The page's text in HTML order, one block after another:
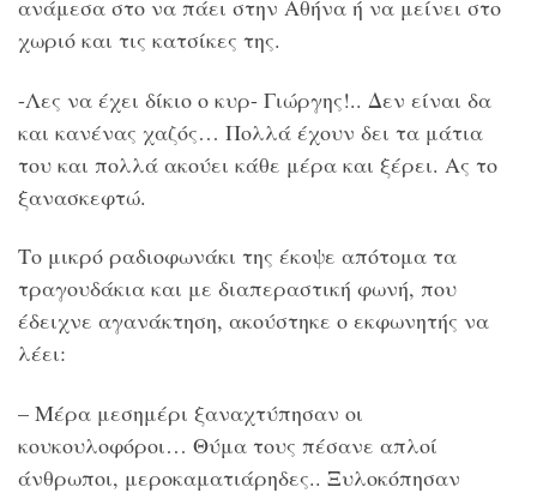
ανάμεσα στο να πάει στην Αθήνα ή να μείνει στο
χωριό και τις κατσίκες της.
-Λες να έχει δίκιο ο κυρ- Γιώργης!.. Δεν είναι δα
και κανένας χαζός… Πολλά έχουν δει τα μάτια
του και πολλά ακούει κάθε μέρα και ξέρει. Ας το
ξανασκεφτώ.
Το μικρό ραδιοφωνάκι της έκοψε απότομα τα
τραγουδάκια και με διαπεραστική φωνή, που
έδειχνε αγανάκτηση, ακούστηκε ο εκφωνητής να
λέει:
– Μέρα μεσημέρι ξαναχτύπησαν οι
κουκουλοφόροι… Θύμα τους πέσανε απλοί
άνθρωποι, μεροκαματιάρηδες.. Ξυλοκόπησαν